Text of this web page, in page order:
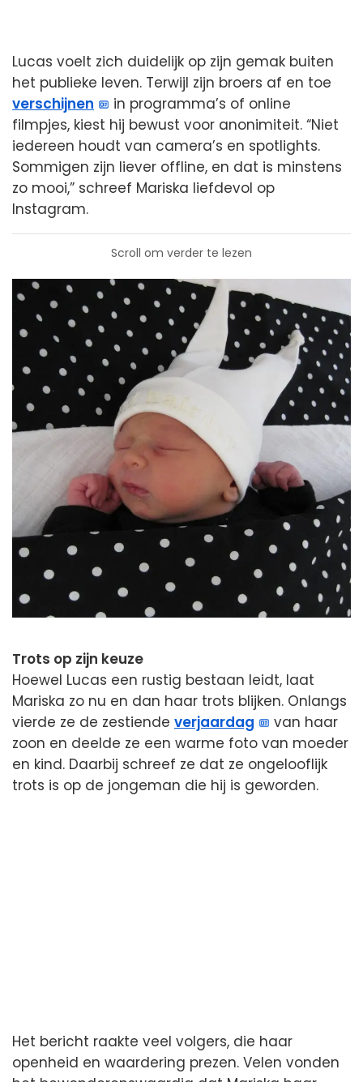
Lucas voelt zich duidelijk op zijn gemak buiten
het publieke leven. Terwijl zijn broers af en toe
verschijnen
in programma’s of online
filmpjes, kiest hij bewust voor anonimiteit. “Niet
iedereen houdt van camera’s en spotlights.
Sommigen zijn liever offline, en dat is minstens
zo mooi,” schreef Mariska liefdevol op
Instagram.
Scroll om verder te lezen
Trots op zijn keuze
Hoewel Lucas een rustig bestaan leidt, laat
Mariska zo nu en dan haar trots blijken. Onlangs
vierde ze de zestiende verjaardag
van haar
zoon en deelde ze een warme foto van moeder
en kind. Daarbij schreef ze dat ze ongelooflijk
trots is op de jongeman die hij is geworden.
Het bericht raakte veel volgers, die haar
openheid en waardering prezen. Velen vonden